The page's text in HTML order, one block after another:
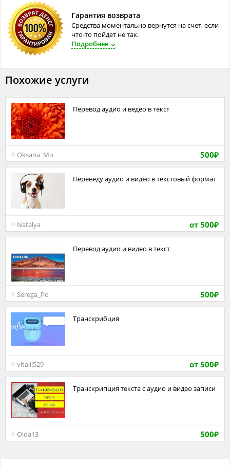
Гарантия возврата
Средства моментально вернутся на счет, если
что-то пойдет не так.
Подробнее
Похожие услуги
Перевод аудио и ведео в текст
500₽
Oksana_Mo
Переведу аудио и видео в текстовый формат
от 500₽
Natalya
Перевод аудио и видео в текст
500₽
Serega_Po
транскрибция
от 500₽
vitalij529
Транскрипция текста с аудио и видео записи
500₽
Olda13